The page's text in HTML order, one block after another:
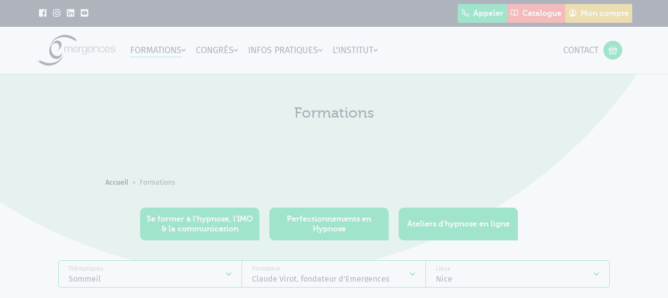
Appeler Catalogue Mon compte
Emergences
FORMATIONS CONGRÈS INFOS PRATIQUES L'INSTITUT CONTACT
VOTRE PANIER
Formations
Accueil Formations
Se former à l'hypnose, l'IMO
& la communication
Perfectionnements en
Hypnose
Ateliers d'hypnose en ligne
Thématiques
Sommeil
Formateur
Claude Virot, fondateur d'Emergences
Lieux
Nice